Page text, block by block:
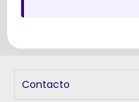
Contacto